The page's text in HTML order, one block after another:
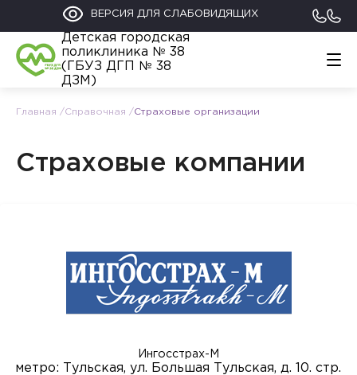
ВЕРСИЯ ДЛЯ СЛАБОВИДЯЩИХ
Детская городская
поликлиника № 38
(ГБУЗ ДГП № 38
ДЗМ)
Главная
Обратиться
Контакты
Главная Справочная Страховые организации
Страховые компании
Ингосстрах-М
метро: Тульская, ул. Большая Тульская, д. 10. стр.